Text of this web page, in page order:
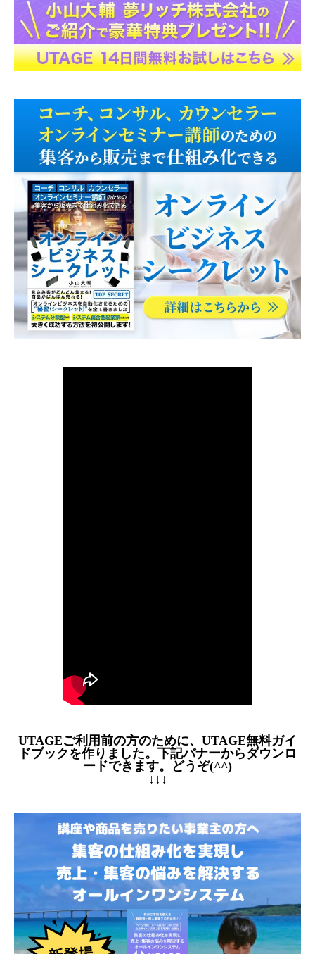
UTAGEご利用前の方のために、UTAGE無料ガイ
ドブックを作りました。下記バナーからダウンロ
ードできます。どうぞ(^^)
↓↓↓